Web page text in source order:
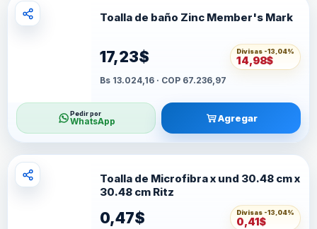
Toalla de baño Zinc Member's Mark
17,23$ Divisas -13,04%
14,98$
Bs 13.024,16 · COP 67.236,97
Pedir por
WhatsApp Agregar
Toalla de Microfibra x und 30.48 cm x
30.48 cm Ritz
0,47$ Divisas -13,04%
0,41$